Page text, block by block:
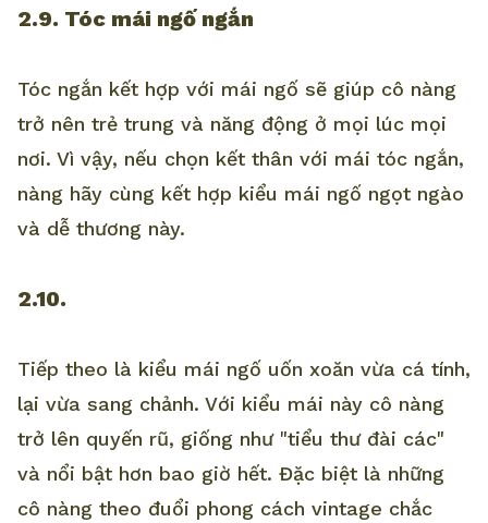
2.9. Tóc mái ngố ngắn
Tóc ngắn kết hợp với mái ngố sẽ giúp cô nàng
trở nên trẻ trung và năng động ở mọi lúc mọi
nơi. Vì vậy, nếu chọn kết thân với mái tóc ngắn,
nàng hãy cùng kết hợp kiểu mái ngố ngọt ngào
và dễ thương này.
2.10.
Tiếp theo là kiểu mái ngố uốn xoăn vừa cá tính,
lại vừa sang chảnh. Với kiểu mái này cô nàng
trở lên quyến rũ, giống như "tiểu thư đài các"
và nổi bật hơn bao giờ hết. Đặc biệt là những
cô nàng theo đuổi phong cách vintage chắc